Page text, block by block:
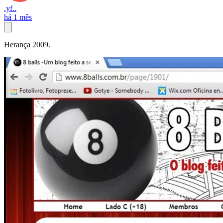
.yf..
há 1 mês
Herança 2009.